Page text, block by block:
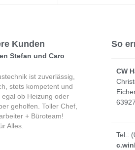
Kunden
Stefan und Caro
ist zuverlässig,
stets kompetent und
egal ob Heizung oder
geholfen. Toller Chef,
+ Büroteam!
Alles.
äußerst
Arbeiten in
besonders
So
CW
Tel.: